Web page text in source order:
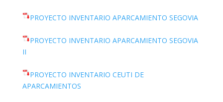
PROYECTO INVENTARIO APARCAMIENTO SEGOVIA
PROYECTO INVENTARIO APARCAMIENTO SEGOVIA
II
PROYECTO INVENTARIO CEUTI DE
APARCAMIENTOS